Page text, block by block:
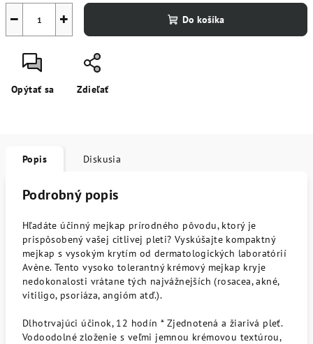
+
− Do košíka
Opýtať sa Zdieľať
Popis Diskusia
Podrobný popis
Hľadáte účinný mejkap prírodného pôvodu, ktorý je
prispôsobený vašej citlivej pleti? Vyskúšajte kompaktný
mejkap s vysokým krytím od dermatologických laboratórií
Avène. Tento vysoko tolerantný krémový mejkap kryje
nedokonalosti vrátane tých najvážnejších (rosacea, akné,
vitiligo, psoriáza, angióm atď.).
Dlhotrvajúci účinok, 12 hodín * Zjednotená a žiarivá pleť.
Vodoodolné zloženie s veľmi jemnou krémovou textúrou,